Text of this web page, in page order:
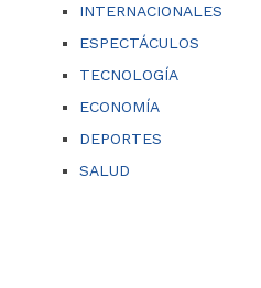
INTERNACIONALES
ESPECTÁCULOS
TECNOLOGÍA
ECONOMÍA
DEPORTES
SALUD